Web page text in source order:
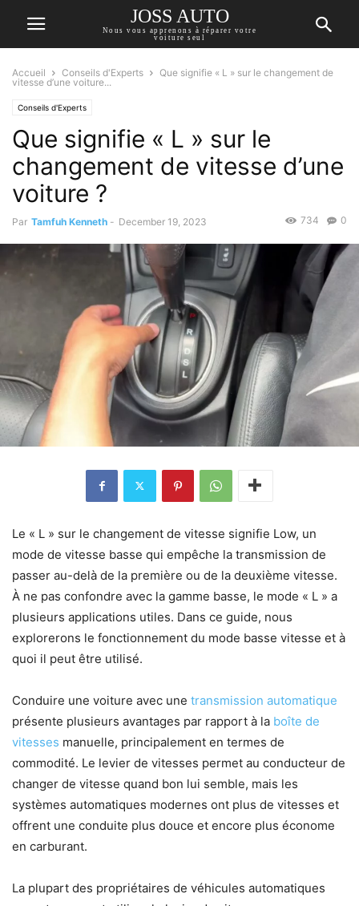
JOSS AUTO
Nous vous apprenons à réparer votre
voiture seul
Accueil Conseils d'Experts
Que signifie « L » sur le changement de
vitesse d’une voiture...
Conseils d'Experts
Que signifie « L » sur le
changement de vitesse d’une
voiture ?
Par Tamfuh Kenneth - December 19, 2023 0
734
Le « L » sur le changement de vitesse signifie Low, un
mode de vitesse basse qui empêche la transmission de
passer au-delà de la première ou de la deuxième vitesse.
À ne pas confondre avec la gamme basse, le mode « L » a
plusieurs applications utiles. Dans ce guide, nous
explorerons le fonctionnement du mode basse vitesse et à
quoi il peut être utilisé.
Conduire une voiture avec une transmission automatique
présente plusieurs avantages par rapport à la boîte de
vitesses manuelle, principalement en termes de
commodité. Le levier de vitesses permet au conducteur de
changer de vitesse quand bon lui semble, mais les
systèmes automatiques modernes ont plus de vitesses et
offrent une conduite plus douce et encore plus économe
en carburant.
La plupart des propriétaires de véhicules automatiques